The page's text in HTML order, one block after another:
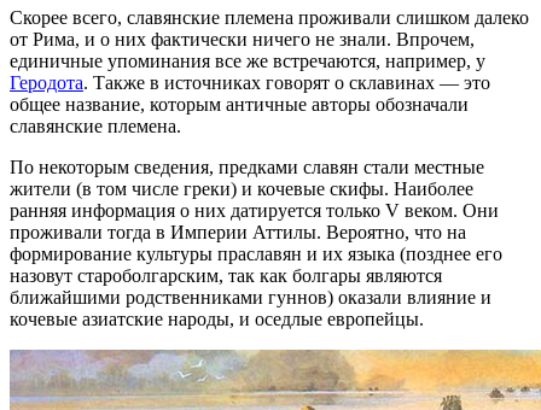
Скорее всего, славянские племена проживали слишком далеко
от Рима, и о них фактически ничего не знали. Впрочем,
единичные упоминания все же встречаются, например, у
Геродота. Также в источниках говорят о склавинах — это
общее название, которым античные авторы обозначали
славянские племена.
По некоторым сведения, предками славян стали местные
жители (в том числе греки) и кочевые скифы. Наиболее
ранняя информация о них датируется только V веком. Они
проживали тогда в Империи Аттилы. Вероятно, что на
формирование культуры праславян и их языка (позднее его
назовут староболгарским, так как болгары являются
ближайшими родственниками гуннов) оказали влияние и
кочевые азиатские народы, и оседлые европейцы.